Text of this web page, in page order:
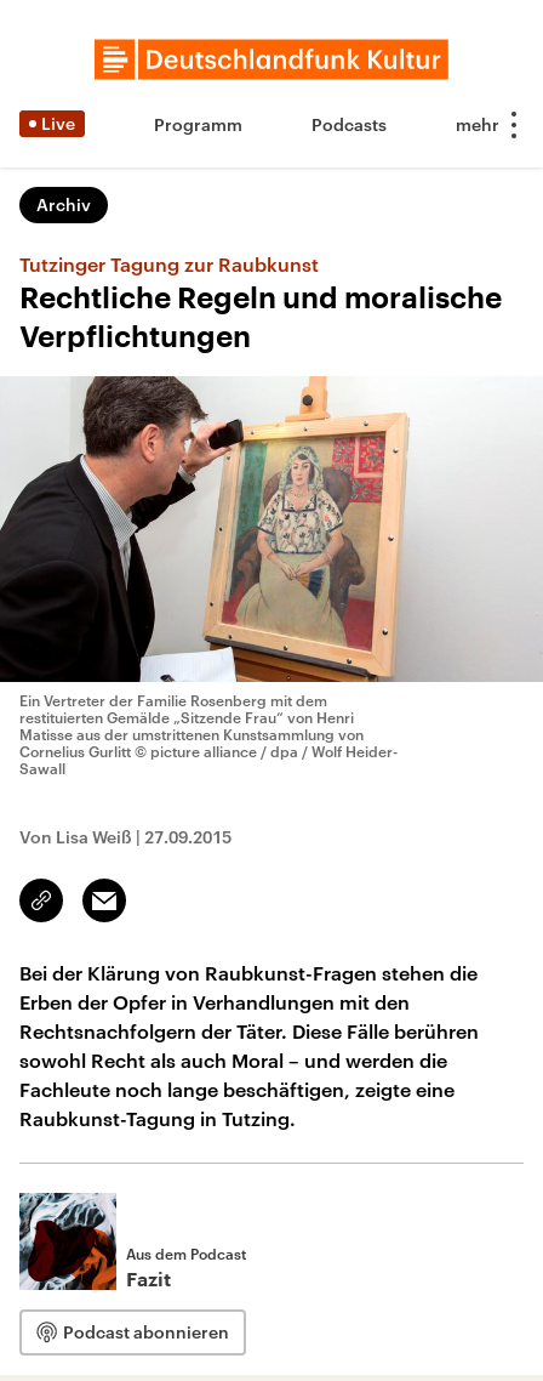
Live Programm Podcasts
Archiv
Tutzinger Tagung zur Raubkunst
Rechtliche Regeln und moralische
Verpflichtungen
Ein Vertreter der Familie Rosenberg mit dem
restituierten Gemälde „Sitzende Frau“ von Henri
Matisse aus der umstrittenen Kunstsammlung von
Cornelius Gurlitt © picture alliance / dpa / Wolf Heider-
Sawall
Von Lisa Weiß | 27.09.2015
Link
kopieren/teilen
Email
Bei der Klärung von Raubkunst-Fragen stehen die
Erben der Opfer in Verhandlungen mit den
Rechtsnachfolgern der Täter. Diese Fälle berühren
sowohl Recht als auch Moral – und werden die
Fachleute noch lange beschäftigen, zeigte eine
Raubkunst-Tagung in Tutzing.
Aus dem Podcast
Fazit
Podcast abonnieren